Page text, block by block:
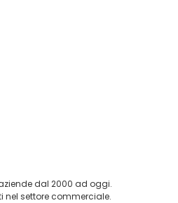
dal 2000 ad oggi.
nel settore commerciale.